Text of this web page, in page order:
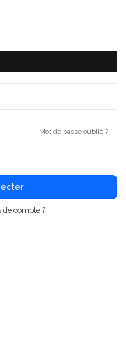
Mot de passe oublié ?
de compte ?